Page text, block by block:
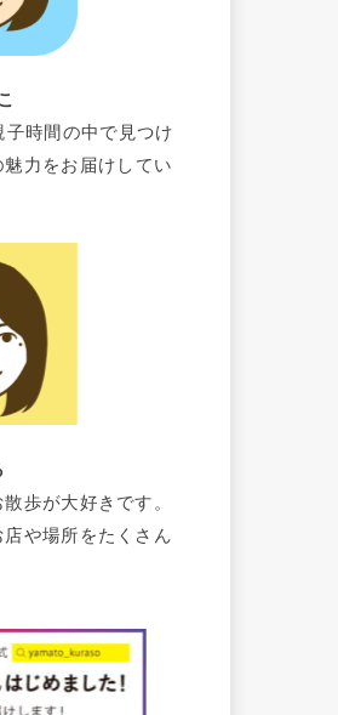
時間の中で見つけ
力をお届けしてい
歩が大好きです。
や場所をたくさん